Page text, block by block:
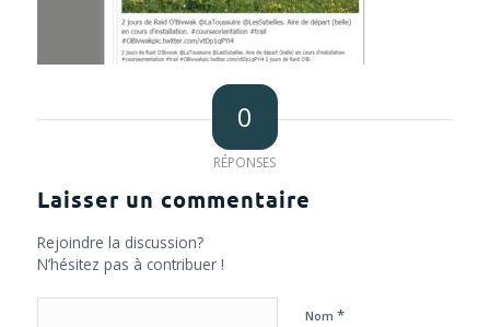
0
RÉPONSES
Laisser un commentaire
Rejoindre la discussion?
N’hésitez pas à contribuer !
Nom *